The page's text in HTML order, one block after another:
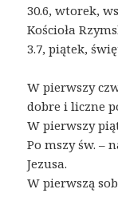
30.6, wtorek,
Kościoła
3.7, piątek,
W pierwszy
dobre i liczne
W pierwszy
Po mszy św. –
Jezusa.
W pierwszą